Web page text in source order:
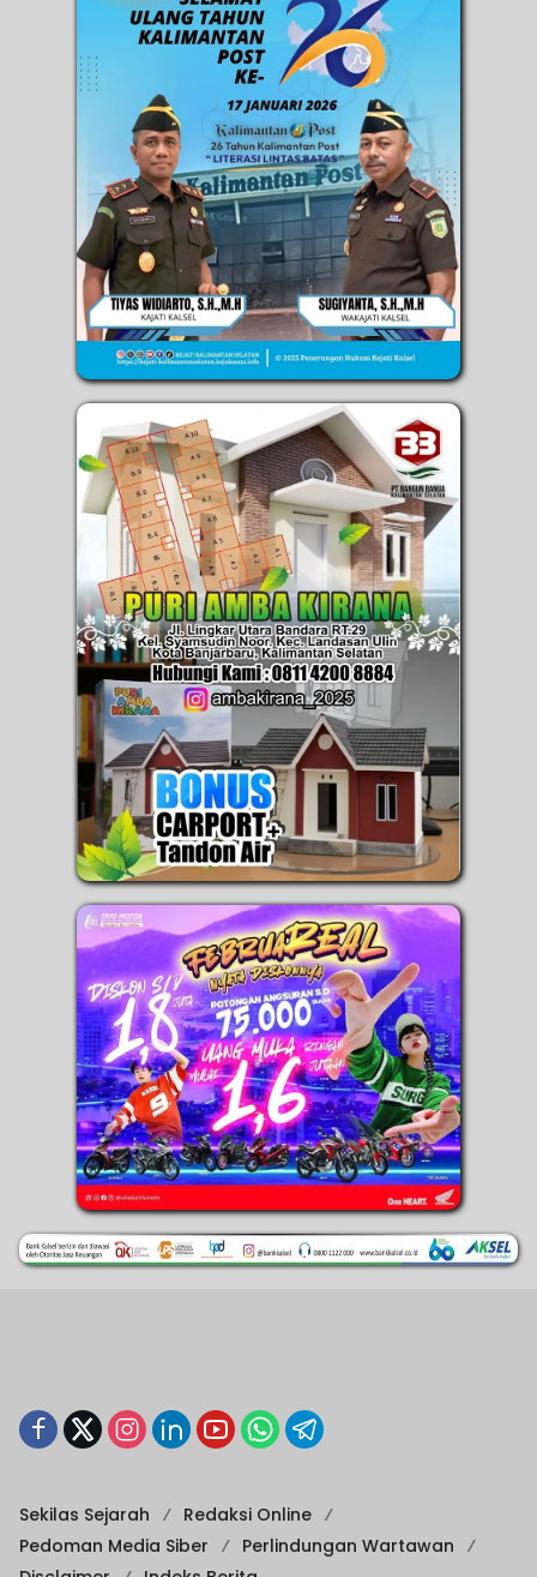
Sekilas Sejarah
Redaksi Online
Pedoman Media Siber
Perlindungan Wartawan